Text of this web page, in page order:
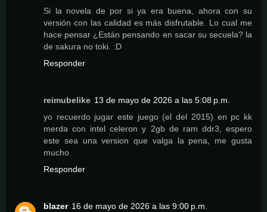
Si la novela de por si ya era buena, ahora con su
versión con las calidad es más disfrutable. Lo cual me
hace pensar ¿Están pensando en sacar su secuela? la
de sakura no toki. :D
Responder
reimubelike 13 de mayo de 2026 a las 5:08 p.m.
yo recuerdo jugar este juego (el del 2015) en pc kk
merda con intel celeron y 2gb de ram ddr3, espero
este sea una version que valga la pena, me gusta
mucho
Responder
blazer 16 de mayo de 2026 a las 9:00 p.m.